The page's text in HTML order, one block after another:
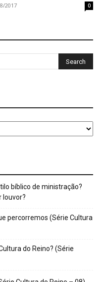
2017 0
bíblico de ministração?
louvor?
percorremos (Série Cultura
do Reino? (Série